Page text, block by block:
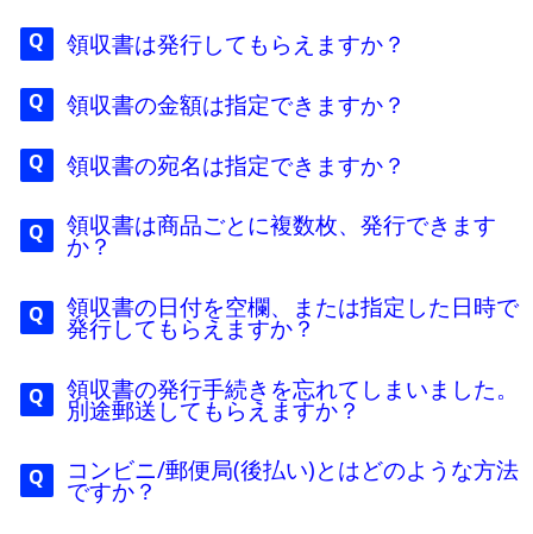
領収書は発行してもらえますか？
領収書の金額は指定できますか？
領収書の宛名は指定できますか？
領収書は商品ごとに複数枚、発行できます
か？
領収書の日付を空欄、または指定した日時で
発行してもらえますか？
領収書の発行手続きを忘れてしまいました。
別途郵送してもらえますか？
コンビニ/郵便局(後払い)とはどのような方法
ですか？